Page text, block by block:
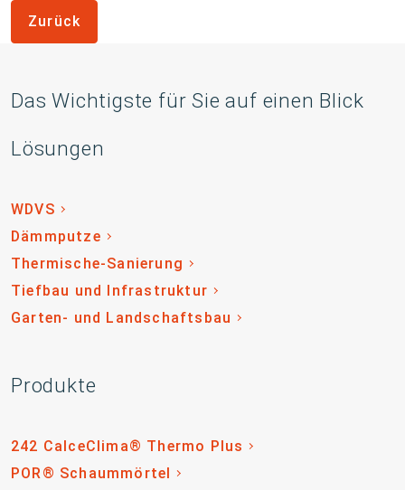
Zurück
Das Wichtigste für Sie auf einen Blick
Lösungen
WDVS
Dämmputze
Thermische-Sanierung
Tiefbau und Infrastruktur
Garten- und Landschaftsbau
Produkte
242 CalceClima® Thermo Plus
POR® Schaummörtel